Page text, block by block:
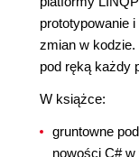
prototypowanie
zmian w
pod ręką każdy
W książce:
gruntowne
nowości C# w